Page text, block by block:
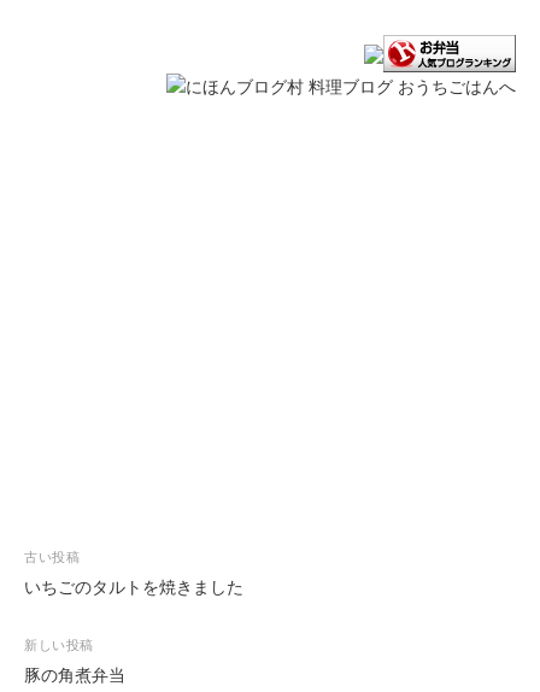
投
稿
ビ
ゲ
古い投稿
いちごのタルトを焼きました
新しい投稿
豚の角煮弁当